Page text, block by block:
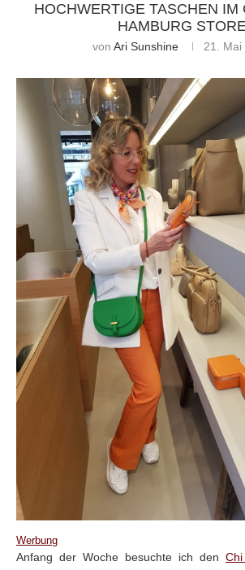
HOCHWERTIGE TASCHEN IM
HAMBURG
von Ari Sunshine 21. Mai
Werbung
Anfang der Woche besuchte ich den